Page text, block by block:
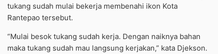
tukang sudah mulai bekerja membenahi ikon Kota
Rantepao tersebut.
“Mulai besok tukang sudah kerja. Dengan naiknya bahan
maka tukang sudah mau langsung kerjakan,” kata Djekson.